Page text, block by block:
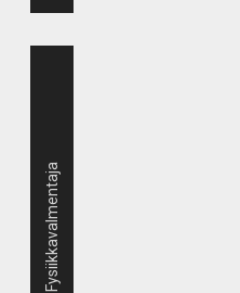
Fysiikkavalmentaja